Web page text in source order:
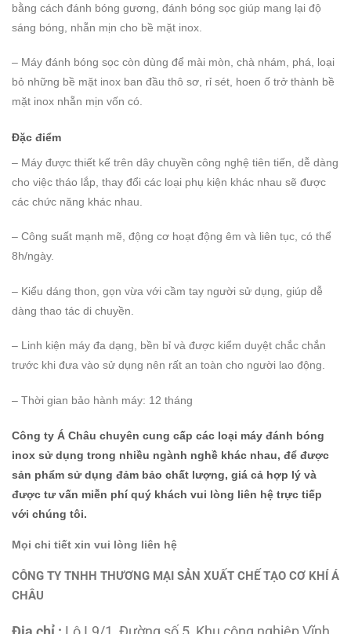
bằng cách đánh bóng gương, đánh bóng sọc giúp mang lại độ
sáng bóng, nhẵn mịn cho bề mặt inox.
– Máy đánh bóng sọc còn dùng để mài mòn, chà nhám, phá, loại
bỏ những bề mặt inox ban đầu thô sơ, rỉ sét, hoen ố trở thành bề
mặt inox nhẵn mịn vốn có.
Đặc điểm
– Máy được thiết kế trên dây chuyền công nghệ tiên tiến, dễ dàng
cho việc tháo lắp, thay đổi các loại phụ kiện khác nhau sẽ được
các chức năng khác nhau.
– Công suất mạnh mẽ, động cơ hoạt động êm và liên tục, có thể
8h/ngày.
– Kiểu dáng thon, gọn vừa với cầm tay người sử dụng, giúp dễ
dàng thao tác di chuyền.
– Linh kiện máy đa dạng, bền bỉ và được kiểm duyệt chắc chắn
trước khi đưa vào sử dụng nên rất an toàn cho người lao động.
– Thời gian bảo hành máy: 12 tháng
Công ty Á Châu chuyên cung cấp các loại máy đánh bóng
inox sử dụng trong nhiều ngành nghề khác nhau, để được
sản phẩm sử dụng đảm bảo chất lượng, giá cả hợp lý và
được tư vấn miễn phí quý khách vui lòng liên hệ trực tiếp
với chúng tôi.
Mọi chi tiết xin vui lòng liên hệ
CÔNG TY TNHH THƯƠNG MẠI SẢN XUẤT CHẾ TẠO CƠ KHÍ Á
CHÂU